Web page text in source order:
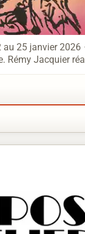
au 25 janvier
Rémy Jacquier